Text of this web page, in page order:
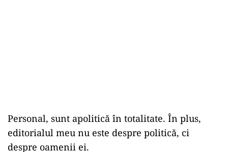
Personal, sunt apolitică în totalitate. În plus,
editorialul meu nu este despre politică, ci
despre oamenii ei.